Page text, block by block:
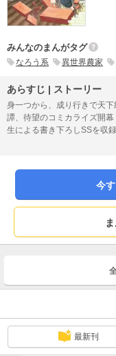
みんなのまんがタグ
なろう系 異世界農家
あらすじ | ストーリー
身一つから、成り行きで天
譚、待望のコミカライズ開
生による書き下ろしSSを収
とある寒村で、後にアルス
ンガ生成」を習得する！行
手に入れるが、無事に浮か
今
最新刊